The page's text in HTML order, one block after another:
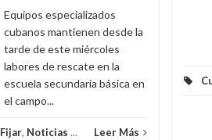
Equipos especializados
cubanos mantienen desde la
tarde de este miércoles
labores de rescate en la
escuela secundaria básica en
el campo...
Fijar, Noticias ... Leer Más